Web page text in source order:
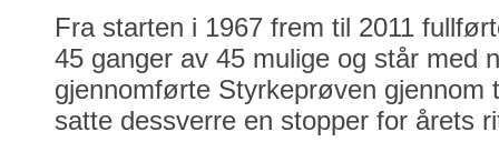
Fra starten i 1967 frem til 2011
45 ganger av 45 mulige og står med
gjennomførte Styrkeprøven gjennom
satte dessverre en stopper for årets